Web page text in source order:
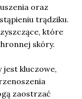
oraz
trądziku.
które
skóry.
jest kluczowe,
zaostrzać